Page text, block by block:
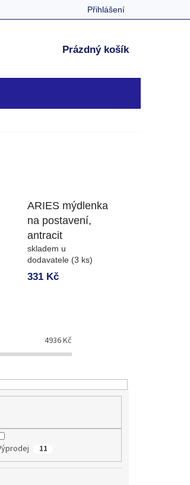
Přihlášení
NÁKUPNÍ
Prázdný košík
ARIES mýdlenka
na postavení,
antracit
skladem u
dodavatele (3 ks)
331 Kč
4936Kč
11